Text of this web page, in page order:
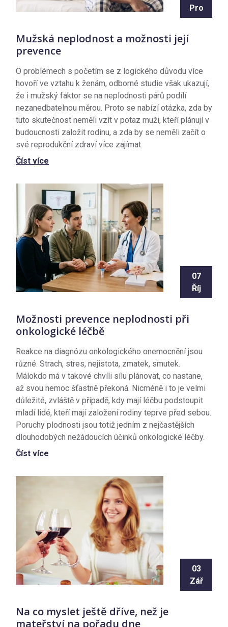
Pro
Mužská neplodnost a možnosti její
prevence
O problémech s početím se z logického důvodu více
hovoří ve vztahu k ženám, odborné studie však ukazují,
že i mužský faktor se na neplodnosti párů podílí
nezanedbatelnou měrou. Proto se nabízí otázka, zda by
tuto skutečnost neměli vzít v potaz muži, kteří plánují v
budoucnosti založit rodinu, a zda by se neměli začít o
své reprodukční zdraví více zajímat.
Číst více
07
Říj
Možnosti prevence neplodnosti při
onkologické léčbě
Reakce na diagnózu onkologického onemocnění jsou
různé. Strach, stres, nejistota, zmatek, smutek.
Málokdo má v takové chvíli sílu plánovat, co nastane,
až svou nemoc šťastně překoná. Nicméně i to je velmi
důležité, zvláště v případě, kdy mají léčbu podstoupit
mladí lidé, kteří mají založení rodiny teprve před sebou.
Poruchy plodnosti jsou totiž jedním z nejčastějších
dlouhodobých nežádoucích účinků onkologické léčby.
Číst více
03
Zář
Na co myslet ještě dříve, než je
mateřství na pořadu dne